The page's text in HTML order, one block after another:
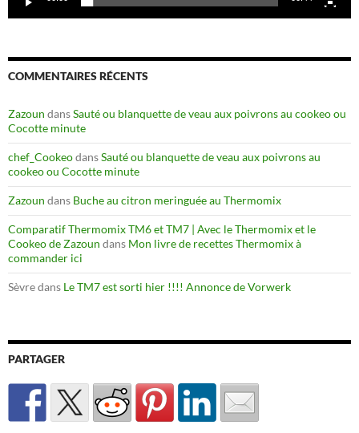
COMMENTAIRES RÉCENTS
Zazoun dansSauté ou blanquette de veau aux poivrons au cookeo ou
Cocotte minute
chef_CookeodansSauté ou blanquette de veau aux poivrons au
cookeo ou Cocotte minute
Zazoun dans Buche au citron meringuée au Thermomix
Comparatif Thermomix TM6 et TM7 | Avec le Thermomix et le
Cookeo de Zazoun dans Mon livre de recettes Thermomix à
commander ici
Sèvredans Le TM7 est sorti hier !!!! Annonce de Vorwerk
PARTAGER